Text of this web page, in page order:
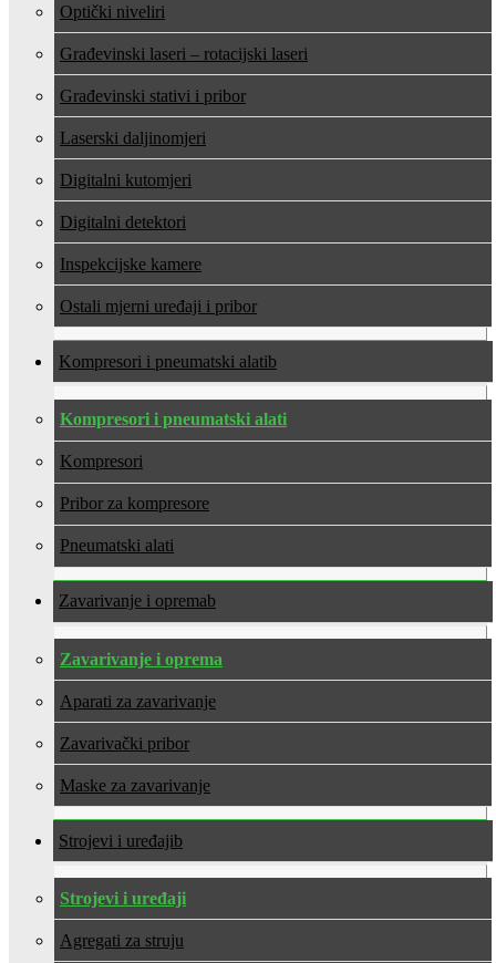
Optički niveliri
Građevinski laseri – rotacijski laseri
Građevinski stativi i pribor
Laserski daljinomjeri
Digitalni kutomjeri
Digitalni detektori
Inspekcijske kamere
Ostali mjerni uređaji i pribor
Kompresori i pneumatski alati
Kompresori i pneumatski alati
Kompresori
Pribor za kompresore
Pneumatski alati
Zavarivanje i oprema
Zavarivanje i oprema
Aparati za zavarivanje
Zavarivački pribor
Maske za zavarivanje
Strojevi i uređaji
Strojevi i uređaji
Agregati za struju